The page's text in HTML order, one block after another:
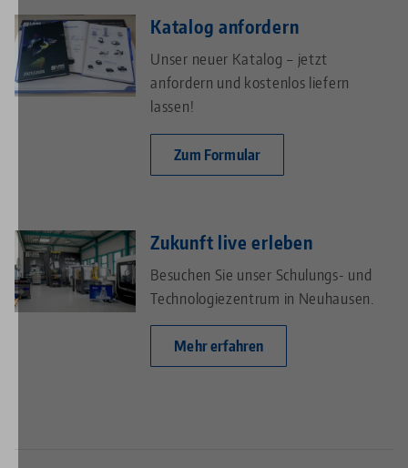
Katalog anfordern
Unser neuer Katalog – jetzt
anfordern und kostenlos liefern
lassen!
Zum Formular
Zukunft live erleben
Besuchen Sie unser Schulungs- und
Technologiezentrum in Neuhausen.
Mehr erfahren